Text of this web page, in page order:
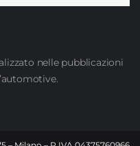
nelle pubblicazioni